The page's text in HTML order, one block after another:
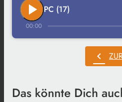
play_arrow PC (17)
00:00
chevron_left
Das könnte Dich